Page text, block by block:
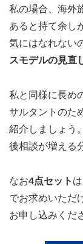
私の場合、海外
あると持て余し
気にはなれない
スモデルの見直
私と同様に長め
サルタントのた
紹介しましょう。
後相談が増える
なお4点セット は
でお求めいただ
お申し込みくだ